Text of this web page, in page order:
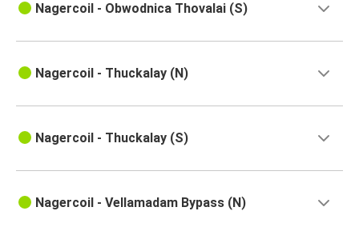
Nagercoil - Obwodnica Thovalai (S)
Nagercoil - Thuckalay (N)
Nagercoil - Thuckalay (S)
Nagercoil - Vellamadam Bypass (N)